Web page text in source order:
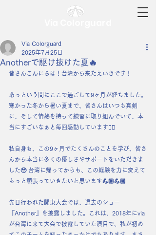
Anotherで駆け抜けた夏🔥
Via Colorguard
2025年7月25日
皆さんこんにちは！台湾から来たえいきです！
あっという間にここで過ごして9ヶ月が経ちました。
寒かった冬から暑い夏まで、皆さんはいつも真剣
に、そして情熱を持って練習に取り組んでいて、本
当にすごいなぁと毎回感動しています❤️‍🔥
私自身も、この9ヶ月でたくさんのことを学び、皆さ
んから本当に多くの優しさやサポートをいただきま
した🥹 台湾に帰ってからも、この経験を力に変えて
もっと頑張っていきたいと思います💪🏼💪🏼
先日行われた関東大会では、過去のショー
『Another』を披露しました。これは、2018年にvia
が台湾に来て大会で披露していた演目で、私が初め